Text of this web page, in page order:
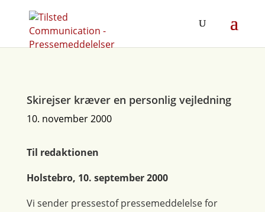
Skirejser kræver en personlig vejledning
10. november 2000
Til redaktionen
Holstebro, 10. september 2000
Vi sender pressestof pressemeddelelse for